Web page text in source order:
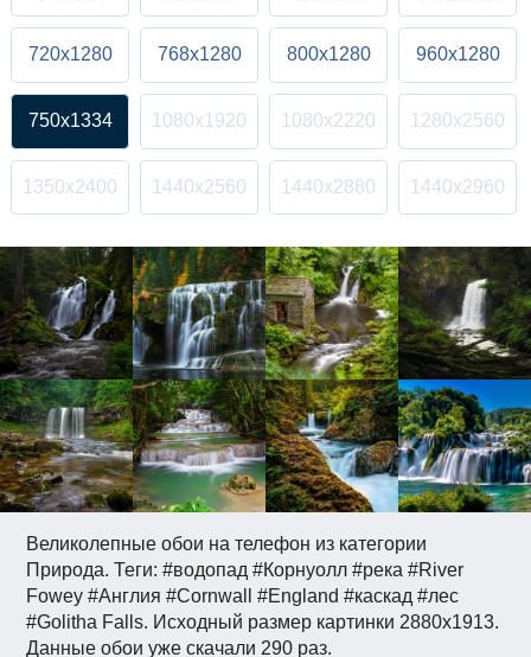
Великолепные обои на телефон из категории
Природа. Теги: #водопад #Корнуолл #река #River
Fowey #Англия #Cornwall #England #каскад #лес
#Golitha Falls. Исходный размер картинки 2880x1913.
Данные обои уже скачали 290 раз.
720x1280 768x1280 800x1280 960x1280
750x1334 1080x1920 1080x2220 1280x2560
1350x2400 1440x2560 1440x2880 1440x2960